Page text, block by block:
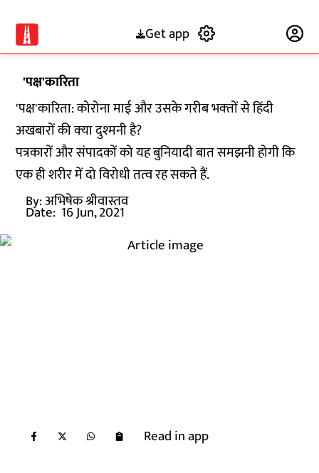
Get app
'पक्ष'कारिता
'पक्ष'कारिता: कोरोना माई और उसके गरीब भक्‍तों से हिंदी
अखबारों की क्‍या दुश्‍मनी है?
पत्रकारों और संपादकों को यह बुनियादी बात समझनी होगी कि
एक ही शरीर में दो विरोधी तत्‍व रह सकते हैं.
By:अभिषेक श्रीवास्तव
Date: 16 Jun, 2021
Read in app